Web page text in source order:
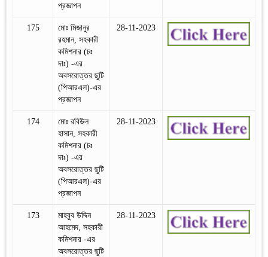
প্রজ্ঞাপন
175
মোঃ মিজানুর
রহমান, সহকারী
কমিশনার (চঃ
দাঃ) -এর
অবসরোত্তর ছুটি
(পিআরএল)-এর
প্রজ্ঞাপন
28-11-2023
174
মোঃ রবিউল
হাসান, সহকারী
কমিশনার (চঃ
দাঃ) -এর
অবসরোত্তর ছুটি
(পিআরএল)-এর
প্রজ্ঞাপন
28-11-2023
173
মাহবুব উদ্দিন
আহমেদ, সহকারী
কমিশনার -এর
অবসরোত্তর ছুটি
28-11-2023